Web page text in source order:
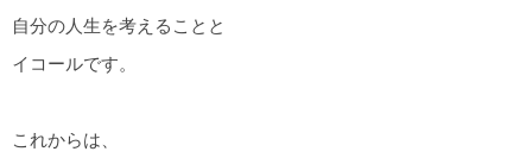
自分の人生を考えることと
イコールです。
これからは、